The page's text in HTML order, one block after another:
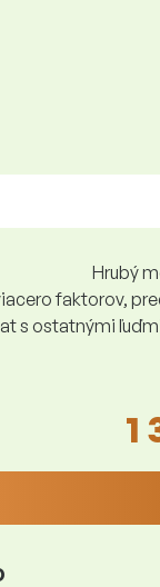
Hrubý
faktorov,
s ostatnými
1